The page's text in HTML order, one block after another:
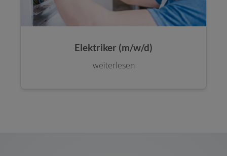
Elektriker (m/w/d)
weiterlesen